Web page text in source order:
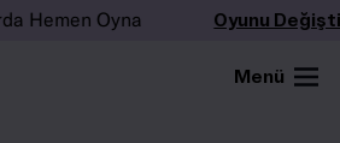
Hemen Oyna Oyunu Değiştir
Menü